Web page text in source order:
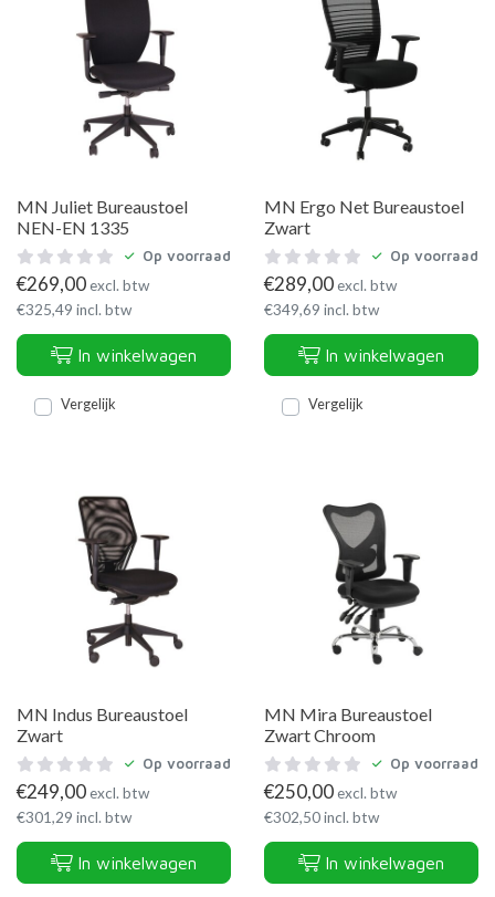
MN Juliet Bureaustoel
NEN-EN 1335
Op voorraad
€269,00excl. btw
€325,49 incl. btw
In winkelwagen
Vergelijk
MN Ergo Net Bureaustoel
Zwart
Op voorraad
€289,00excl. btw
€349,69 incl. btw
In winkelwagen
Vergelijk
MN Indus Bureaustoel
Zwart
Op voorraad
€249,00excl. btw
€301,29 incl. btw
In winkelwagen
MN Mira Bureaustoel
Zwart Chroom
Op voorraad
€250,00excl. btw
€302,50incl. btw
In winkelwagen